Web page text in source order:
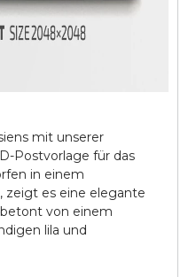
mit unserer
Postvorlage für das
in einem
zeigt es eine elegante
von einem
lila und